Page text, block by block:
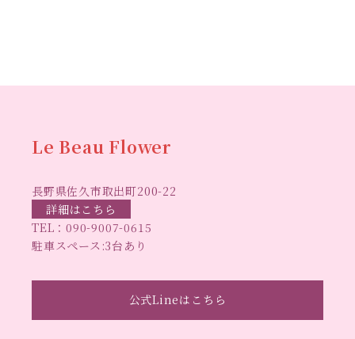
リウムレッスン
スハート ベッドサイドライト
リジナルデザイン 仏花ハーバリウム
手作りクリスマスリース
りハーバリウム手作りプレゼント 長
Le Beau Flower
長野県佐久市取出町200-22
詳細はこちら
TEL：090-9007-0615
駐車スペース:3台あり
公式Lineはこちら